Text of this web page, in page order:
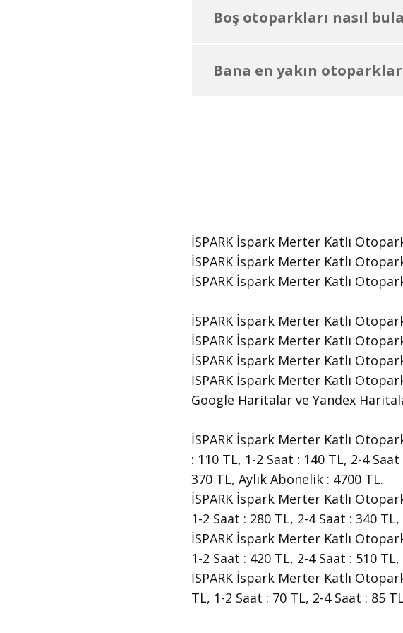
Boş otoparkları nasıl
Bana en yakın
İSPARK İspark Merter Katlı
İSPARK İspark Merter Katlı
​İSPARK İspark Merter Katlı
İSPARK İspark Merter Katlı
İSPARK İspark Merter Katlı
İSPARK İspark Merter Katlı
İSPARK İspark Merter Katlı
Google Haritalar ve Yandex
İSPARK İspark Merter Katlı
: 110 TL, 1-2 Saat : 140 TL, 2-4
370 TL, Aylık Abonelik : 4700 TL.
İSPARK İspark Merter Katlı
1-2 Saat : 280 TL, 2-4 Saat : 340
İSPARK İspark Merter Katlı
1-2 Saat : 420 TL, 2-4 Saat : 510
İSPARK İspark Merter Katlı
TL, 1-2 Saat : 70 TL, 2-4 Saat : 85